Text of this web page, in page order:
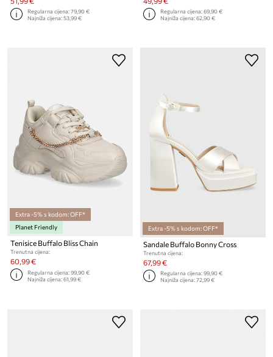
Regularna cijena:79,90 €
Najniža cijena:53,99 €
Regularna cijena:69,90 €
Najniža cijena:62,90 €
Extra -5% s kodom: OFF*
Planet Friendly
Tenisice Buffalo Bliss Chain
Trenutna cijena:
60,99 €
Regularna cijena:99,90 €
Najniža cijena:61,99 €
Extra -5% s kodom: OFF*
Sandale Buffalo Bonny Cross
Trenutna cijena:
67,99 €
Regularna cijena:99,90 €
Najniža cijena:72,99 €